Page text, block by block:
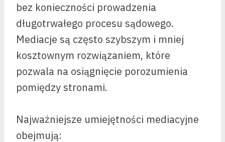
bez konieczności prowadzenia
długotrwałego procesu sądowego.
Mediacje są często szybszym i mniej
kosztownym rozwiązaniem, które
pozwala na osiągnięcie porozumienia
pomiędzy stronami.
Najważniejsze umiejętności mediacyjne
obejmują: